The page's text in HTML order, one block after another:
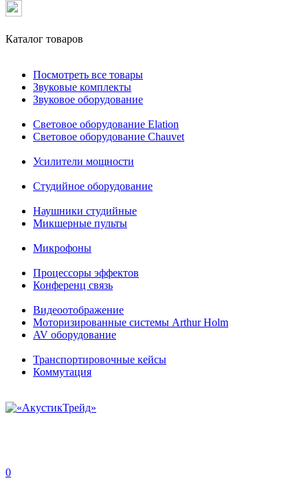
Каталог товаров
Посмотреть все товары
Звуковые комплекты
Звуковое оборудование
Световое оборудование Elation
Cветовое оборудование Chauvet
Усилители мощности
Студийное оборудование
Наушники студийные
Микшерные пульты
Микрофоны
Процессоры эффектов
Конференц связь
Видеоотображение
Моторизированные системы Arthur Holm
AV оборудование
Транспортировочные кейсы
Коммутация
0